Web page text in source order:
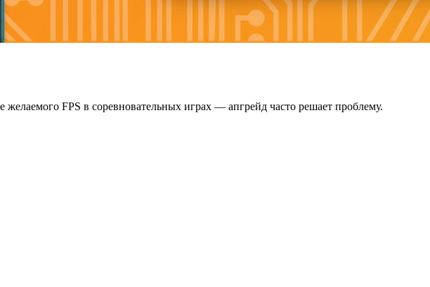
FPS в соревновательных играх — апгрейд часто решает проблему.